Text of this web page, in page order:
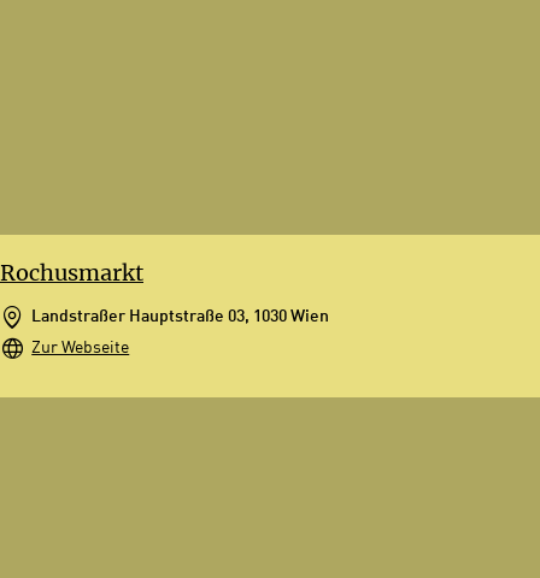
Rochusmarkt
Landstraßer Hauptstraße 03, 1030 Wien
Zur Webseite